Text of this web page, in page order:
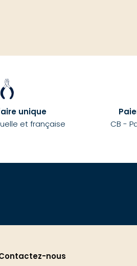
unique
et française
CB -
nous